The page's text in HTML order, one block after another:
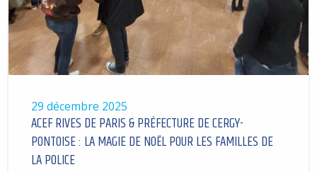
29 décembre 2025
ACEF RIVES DE PARIS & PRÉFECTURE DE CERGY-
PONTOISE : LA MAGIE DE NOËL POUR LES FAMILLES DE
LA POLICE